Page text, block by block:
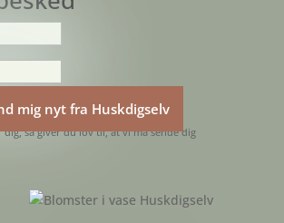
mig nyt fra Huskdigselv
så giver du lov til, at vi må sende dig